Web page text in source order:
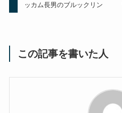
ッカム長男のブルックリン
この記事を書いた人